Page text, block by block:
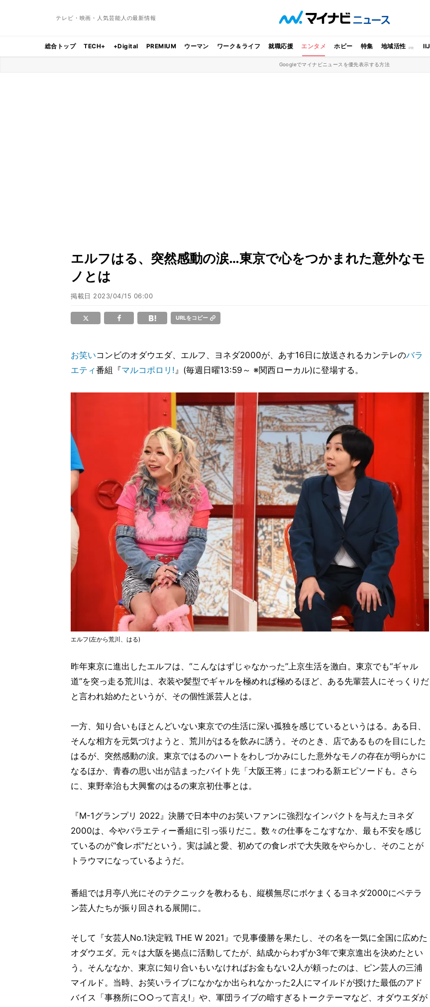
テレビ・映画・人気芸能人の最新情報
総合トップ TECH+ +Digital PREMIUM ウーマン ワーク＆ライフ 就職応援 エンタメ ホビー 特集 地域活性 IIJ
Googleでマイナビニュースを優先表示する方法
エルフはる、突然感動の涙…東京で心をつかまれた意外なモ
ノとは
掲載日 2023/04/15 06:00
URLをコピー
お笑いコンビのオダウエダ、エルフ、ヨネダ2000が、あす16日に放送されるカンテレのバラ
エティ番組『マルコポロリ!』(毎週日曜13:59～ ※関西ローカル)に登場する。
エルフ(左から荒川、はる)
昨年東京に進出したエルフは、“こんなはずじゃなかった”上京生活を激白。東京でも“ギャル
道”を突っ走る荒川は、衣装や髪型でギャルを極めれば極めるほど、ある先輩芸人にそっくりだ
と言われ始めたというが、その個性派芸人とは。
一方、知り合いもほとんどいない東京での生活に深い孤独を感じているというはる。ある日、
そんな相方を元気づけようと、荒川がはるを飲みに誘う。そのとき、店であるものを目にした
はるが、突然感動の涙。東京ではるのハートをわしづかみにした意外なモノの存在が明らかに
なるほか、青春の思い出が詰まったバイト先「大阪王将」にまつわる新エピソードも。さら
に、東野幸治も大興奮のはるの東京初仕事とは。
『M-1グランプリ 2022』決勝で日本中のお笑いファンに強烈なインパクトを与えたヨネダ
2000は、今やバラエティー番組に引っ張りだこ。数々の仕事をこなすなか、最も不安を感じ
ているのが“食レポ”だという。実は誠と愛、初めての食レポで大失敗をやらかし、そのことが
トラウマになっているようだ。
番組では月亭八光にそのテクニックを教わるも、縦横無尽にボケまくるヨネダ2000にベテラ
ン芸人たちが振り回される展開に。
そして『女芸人No.1決定戦 THE W 2021』で見事優勝を果たし、その名を一気に全国に広めた
オダウエダ。元々は大阪を拠点に活動してたが、結成からわずか3年で東京進出を決めたとい
う。そんななか、東京に知り合いもいなければお金もない2人が頼ったのは、ピン芸人の三浦
マイルド。当時、お笑いライブになかなか出られなかった2人にマイルドが授けた最低のアド
バイス「事務所に○○って言え!」や、軍団ライブの暗すぎるトークテーマなど、オダウエダが